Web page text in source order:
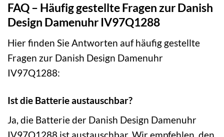
FAQ – Häufig gestellte Fragen zur Danish
Design Damenuhr IV97Q1288
Hier finden Sie Antworten auf häufig gestellte
Fragen zur Danish Design Damenuhr
IV97Q1288:
Ist die Batterie austauschbar?
Ja, die Batterie der Danish Design Damenuhr